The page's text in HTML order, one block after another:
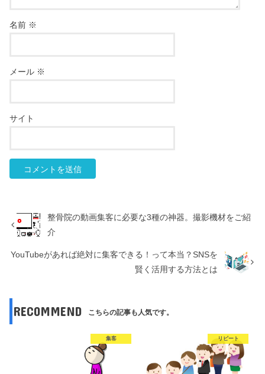
名前 ※
メール ※
サイト
整骨院の動画集客に必要な3種の神器。撮影機材をご紹
介
YouTubeがあれば絶対に集客できる！って本当？SNSを
賢く活用する方法とは
RECOMMEND こちらの記事も人気です。
集客 リピート